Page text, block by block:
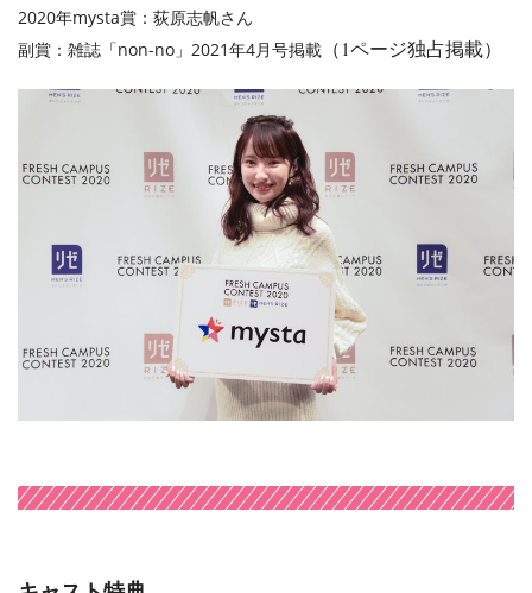
2020年mysta賞：荻原志帆さん
副賞：雑誌「non-no」2021年4月号掲載 （1ページ独占掲載）